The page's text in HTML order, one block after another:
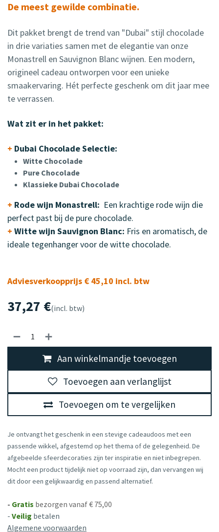
De meest gewilde combinatie.
Dit pakket brengt de trend van "Dubai" stijl chocolade
in drie variaties samen met de elegantie van onze
Monastrell en Sauvignon Blanc wijnen. Een modern,
origineel cadeau ontworpen voor een unieke
smaakervaring. Hét perfecte geschenk om dit jaar mee
te verrassen.
Wat zit er in het pakket:
+ Dubai Chocolade Selectie:
Witte Chocolade
Pure Chocolade
Klassieke Dubai Chocolade
+ Rode wijn Monastrell: Een krachtige rode wijn die
perfect past bij de pure chocolade.
+ Witte wijn Sauvignon Blanc: Fris en aromatisch, de
ideale tegenhanger voor de witte chocolade.
Adviesverkoopprijs € 45,10 incl. btw
37,27 €(incl. btw)
Aan winkelmandje toevoegen
Toevoegen om te vergelijken
Toevoegen aan verlanglijst
Je ontvangt het geschenk in een stevige cadeaudoos met een
passende wikkel, afgestemd op het thema of de gelegenheid. De
afgebeelde sfeerdecoraties zijn ter inspiratie en niet inbegrepen.
Mocht een product tijdelijk niet op voorraad zijn, dan vervangen wij
dit door een gelijkwaardig en passend alternatief.
- Gratis bezorgen vanaf € 75,00
- Veilig betalen
Algemene voorwaarden